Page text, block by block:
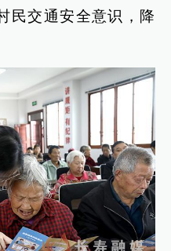
民交通安全意识，降